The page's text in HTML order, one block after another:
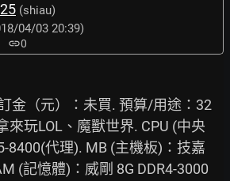
(shiau)
04/03 20:39)
link0
金（元）：未買. 預算/用途：32
來玩LOL、魔獸世界. CPU (中央
8400(代理). MB (主機板)：技嘉
(記憶體)：威剛 8G DDR4-3000